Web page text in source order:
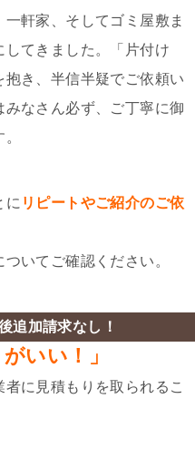
軒家、そしてゴミ屋敷ま
てきました。「片付け
き、半信半疑でご依頼い
なさん必ず、ご丁寧に御
に リピートやご紹介のご依
いてご確認ください。
追加請求なし！
いい！」
に見積もりを取られるこ